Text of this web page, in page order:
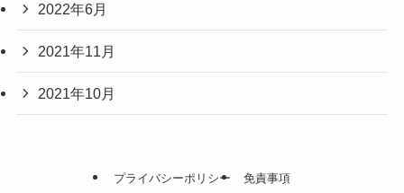
2022年6月
2021年11月
2021年10月
プライバシーポリシー 免責事項